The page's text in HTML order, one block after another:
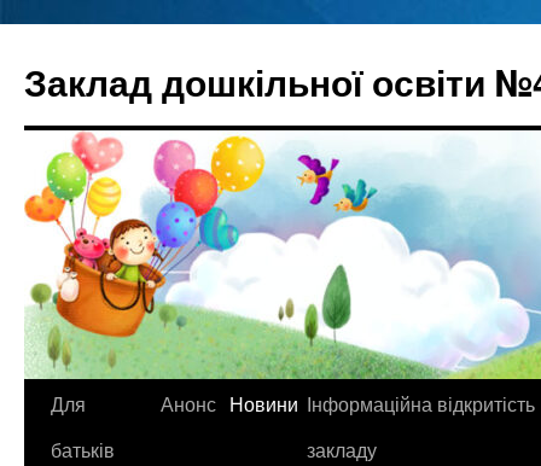
вмісту
Заклад дошкільної освіти
Для
батьків
Анонс Новини Інформаційна відкритість
закладу